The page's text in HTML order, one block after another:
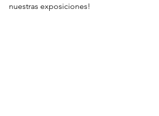
nuestras exposiciones!